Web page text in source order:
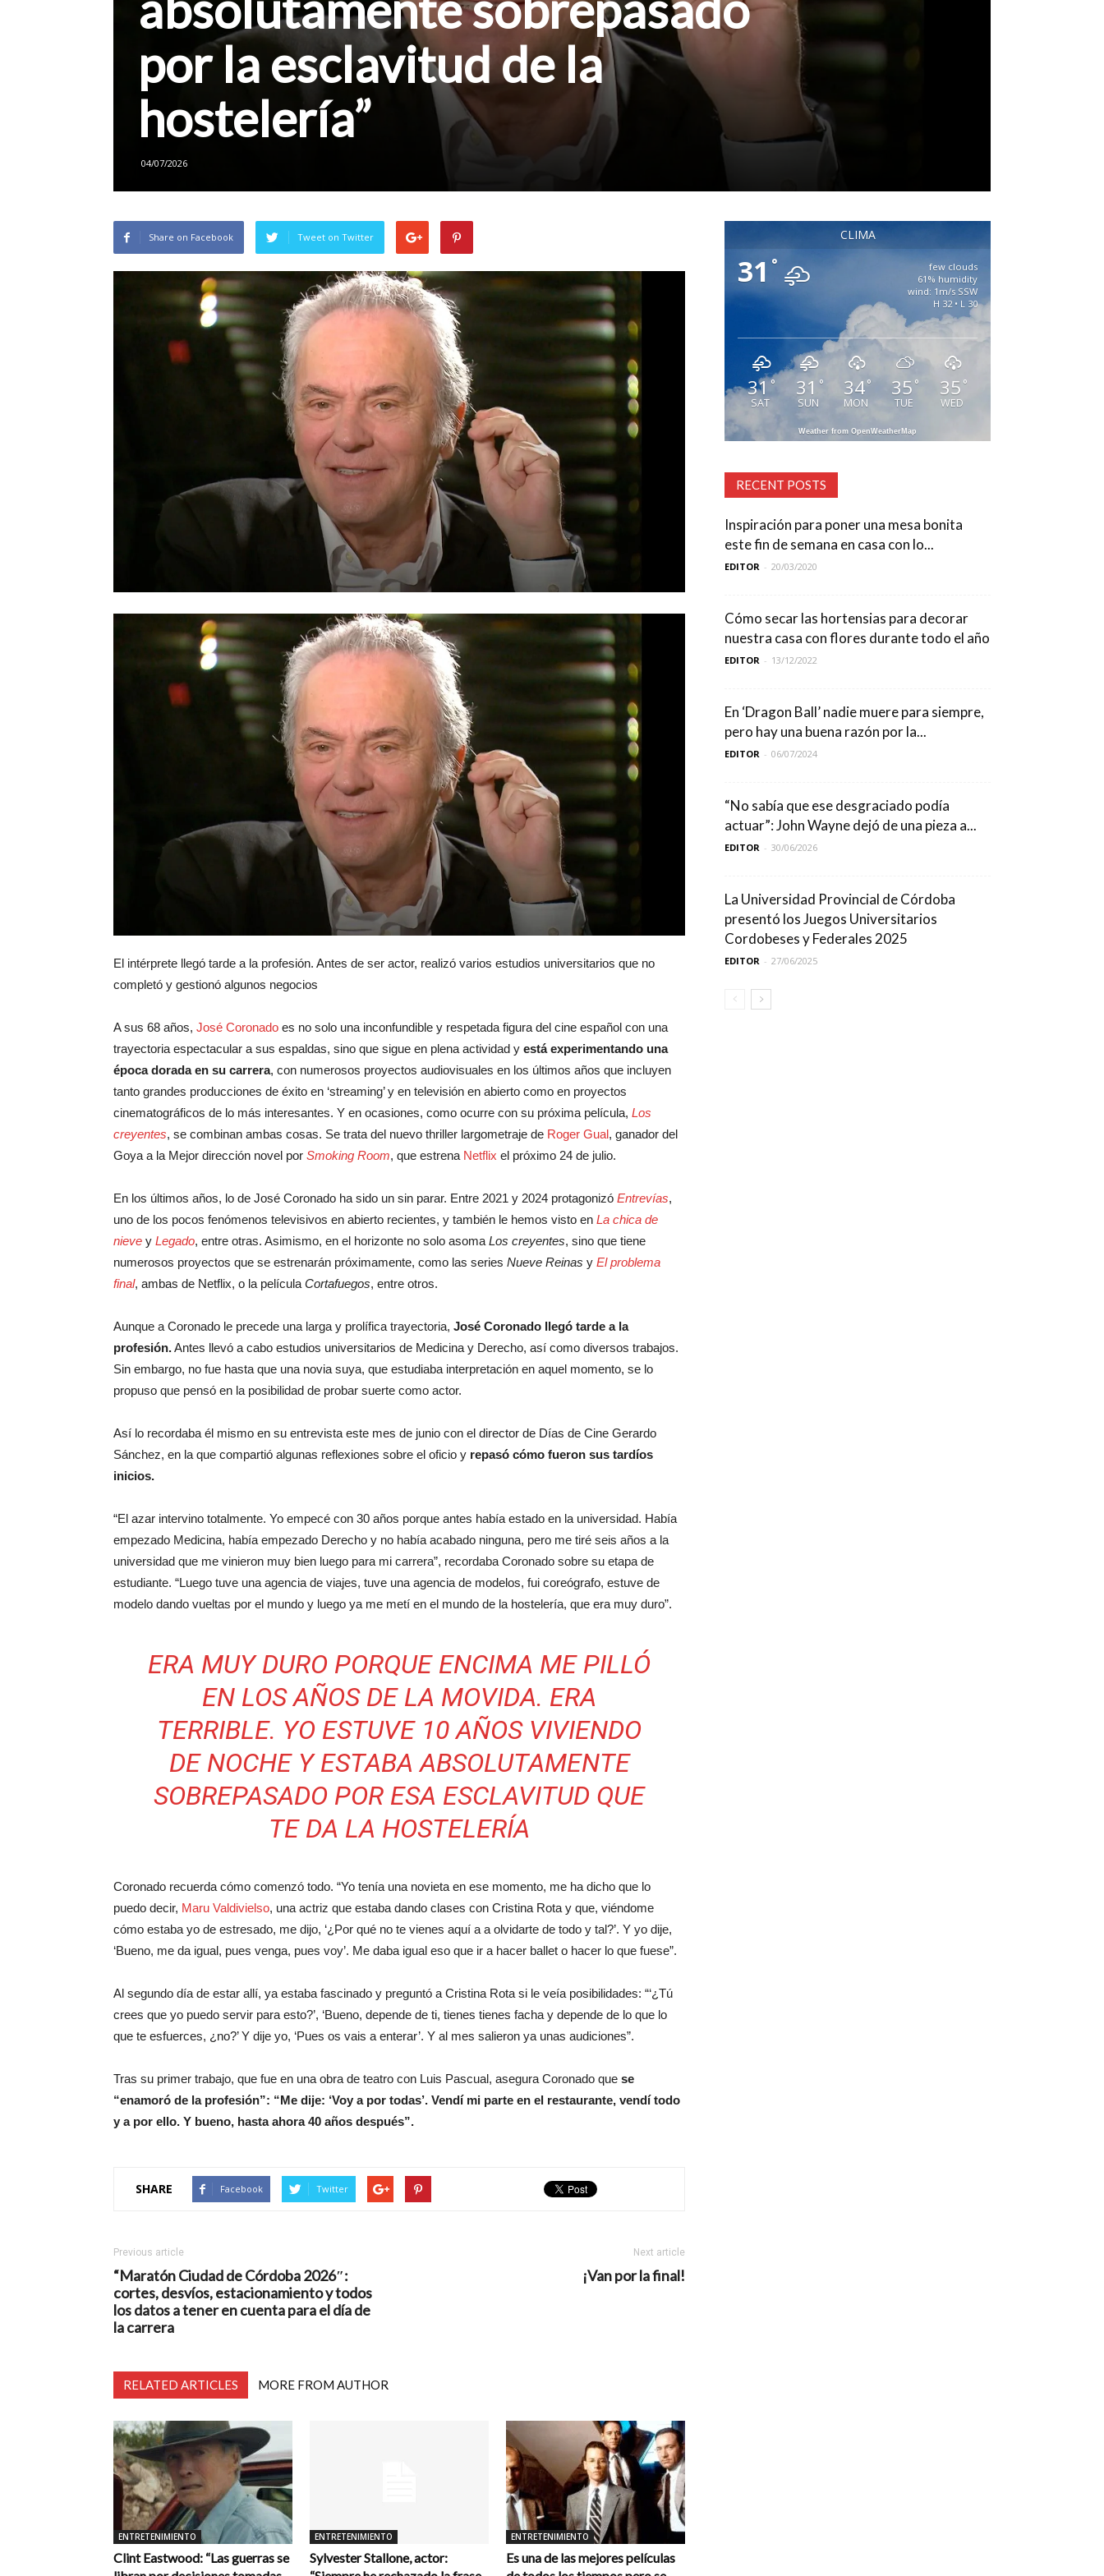
por la esclavitud de la
hostelería”
04/07/2026
Share on Facebook Tweet on Twitter
El intérprete llegó tarde a la profesión. Antes de ser actor, realizó varios estudios universitarios que no
completó y gestionó algunos negocios
A sus 68 años, José Coronado es no solo una inconfundible y respetada figura del cine español con una
trayectoria espectacular a sus espaldas, sino que sigue en plena actividad y está experimentando una
época dorada en su carrera, con numerosos proyectos audiovisuales en los últimos años que incluyen
tanto grandes producciones de éxito en ‘streaming’ y en televisión en abierto como en proyectos
cinematográficos de lo más interesantes. Y en ocasiones, como ocurre con su próxima película, Los
creyentes, se combinan ambas cosas. Se trata del nuevo thriller largometraje de Roger Gual, ganador del
Goya a la Mejor dirección novel por Smoking Room, que estrena Netflix el próximo 24 de julio.
En los últimos años, lo de José Coronado ha sido un sin parar. Entre 2021 y 2024 protagonizó Entrevías,
uno de los pocos fenómenos televisivos en abierto recientes, y también le hemos visto en La chica de
nieve y Legado, entre otras. Asimismo, en el horizonte no solo asoma Los creyentes, sino que tiene
numerosos proyectos que se estrenarán próximamente, como las series Nueve Reinas y El problema
final, ambas de Netflix, o la película Cortafuegos, entre otros.
Aunque a Coronado le precede una larga y prolífica trayectoria, José Coronado llegó tarde a la
profesión.Antes llevó a cabo estudios universitarios de Medicina y Derecho, así como diversos trabajos.
Sin embargo, no fue hasta que una novia suya, que estudiaba interpretación en aquel momento, se lo
propuso que pensó en la posibilidad de probar suerte como actor.
Así lo recordaba él mismo en su entrevista este mes de junio con el director de Días de Cine Gerardo
Sánchez, en la que compartió algunas reflexiones sobre el oficio y repasó cómo fueron sus tardíos
inicios.
“El azar intervino totalmente. Yo empecé con 30 años porque antes había estado en la universidad. Había
empezado Medicina, había empezado Derecho y no había acabado ninguna, pero me tiré seis años a la
universidad que me vinieron muy bien luego para mi carrera”, recordaba Coronado sobre su etapa de
estudiante. “Luego tuve una agencia de viajes, tuve una agencia de modelos, fui coreógrafo, estuve de
modelo dando vueltas por el mundo y luego ya me metí en el mundo de la hostelería, que era muy duro”.
ERA MUY DURO PORQUE ENCIMA ME PILLÓ
EN LOS AÑOS DE LA MOVIDA. ERA
TERRIBLE. YO ESTUVE 10 AÑOS VIVIENDO
DE NOCHE Y ESTABA ABSOLUTAMENTE
SOBREPASADO POR ESA ESCLAVITUD QUE
TE DA LA HOSTELERÍA
Coronado recuerda cómo comenzó todo. “Yo tenía una novieta en ese momento, me ha dicho que lo
puedo decir, Maru Valdivielso, una actriz que estaba dando clases con Cristina Rota y que, viéndome
cómo estaba yo de estresado, me dijo, ‘¿Por qué no te vienes aquí a a olvidarte de todo y tal?’. Y yo dije,
‘Bueno, me da igual, pues venga, pues voy’. Me daba igual eso que ir a hacer ballet o hacer lo que fuese”.
Al segundo día de estar allí, ya estaba fascinado y preguntó a Cristina Rota si le veía posibilidades: “‘¿Tú
crees que yo puedo servir para esto?’, ‘Bueno, depende de ti, tienes tienes facha y depende de lo que lo
que te esfuerces, ¿no?’ Y dije yo, ‘Pues os vais a enterar’. Y al mes salieron ya unas audiciones”.
Tras su primer trabajo, que fue en una obra de teatro con Luis Pascual, asegura Coronado que se
“enamoró de la profesión”: “Me dije: ‘Voy a por todas’. Vendí mi parte en el restaurante, vendí todo
y a por ello. Y bueno, hasta ahora 40 años después”.
SHARE Facebook Twitter
Previous article
“Maratón Ciudad de Córdoba 2026″:
cortes, desvíos, estacionamiento y todos
los datos a tener en cuenta para el día de
la carrera
Next article
¡Van por la final!
RELATED ARTICLES MORE FROM AUTHOR
ENTRETENIMIENTO
Clint Eastwood: “Las guerras se
ENTRETENIMIENTO
Sylvester Stallone, actor:
ENTRETENIMIENTO
Es una de las mejores películas
CLIMA
31 °
few clouds
61% humidity
wind: 1m/s SSW
H 32 • L 30
31°
SAT
31 °
SUN
34°
MON
35 °
TUE
35 °
WED
Weather from OpenWeatherMap
RECENT POSTS
Inspiración para poner una mesa bonita
este fin de semana en casa con lo...
EDITOR - 20/03/2020
Cómo secar las hortensias para decorar
nuestra casa con flores durante todo el año
EDITOR - 13/12/2022
En ‘Dragon Ball’ nadie muere para siempre,
pero hay una buena razón por la...
EDITOR - 06/07/2024
“No sabía que ese desgraciado podía
actuar”: John Wayne dejó de una pieza a...
EDITOR - 30/06/2026
La Universidad Provincial de Córdoba
presentó los Juegos Universitarios
Cordobeses y Federales 2025
EDITOR - 27/06/2025